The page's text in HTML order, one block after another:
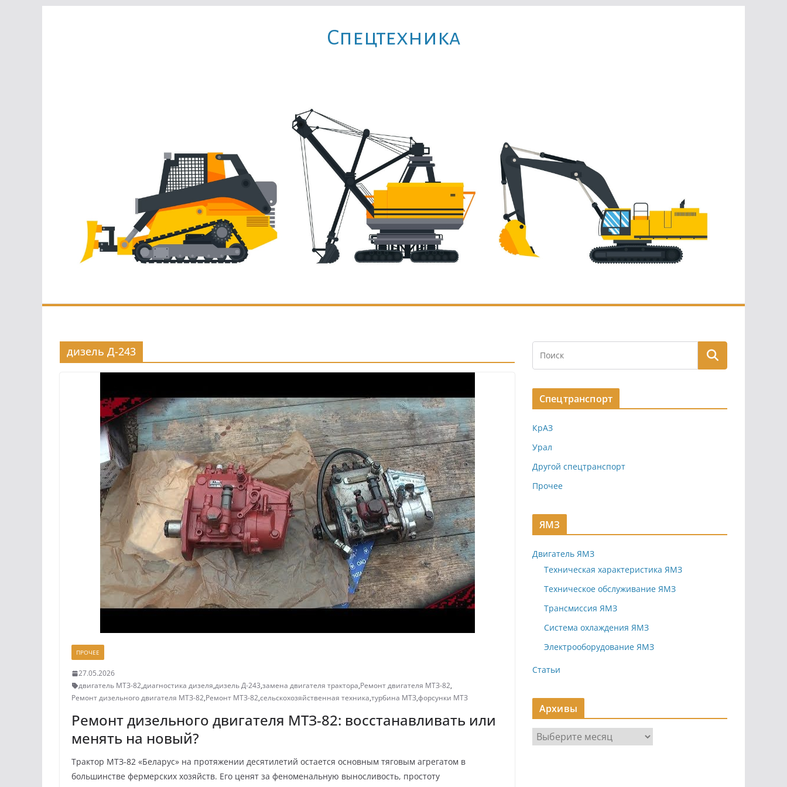
Cпецтехника
дизель Д-243
ПРОЧЕЕ
27.05.2026
двигатель МТЗ-82,диагностика дизеля,дизель Д-243,замена двигателя трактора,Ремонт двигателя МТЗ-82,
Ремонт дизельного двигателя МТЗ-82,Ремонт МТЗ-82,сельскохозяйственная техника,турбина МТЗ,форсунки МТЗ
Ремонт дизельного двигателя МТЗ-82: восстанавливать или
менять на новый?
Трактор МТЗ-82 «Беларус» на протяжении десятилетий остается основным тяговым агрегатом в
большинстве фермерских хозяйств. Его ценят за феноменальную выносливость, простоту
Спецтранспорт
КрАЗ
Урал
Другой спецтранспорт
Прочее
ЯМЗ
Двигатель ЯМЗ
Техническая характеристика ЯМЗ
Техническое обслуживание ЯМЗ
Трансмиссия ЯМЗ
Система охлаждения ЯМЗ
Электрооборудование ЯМЗ
Статьи
Архивы
р